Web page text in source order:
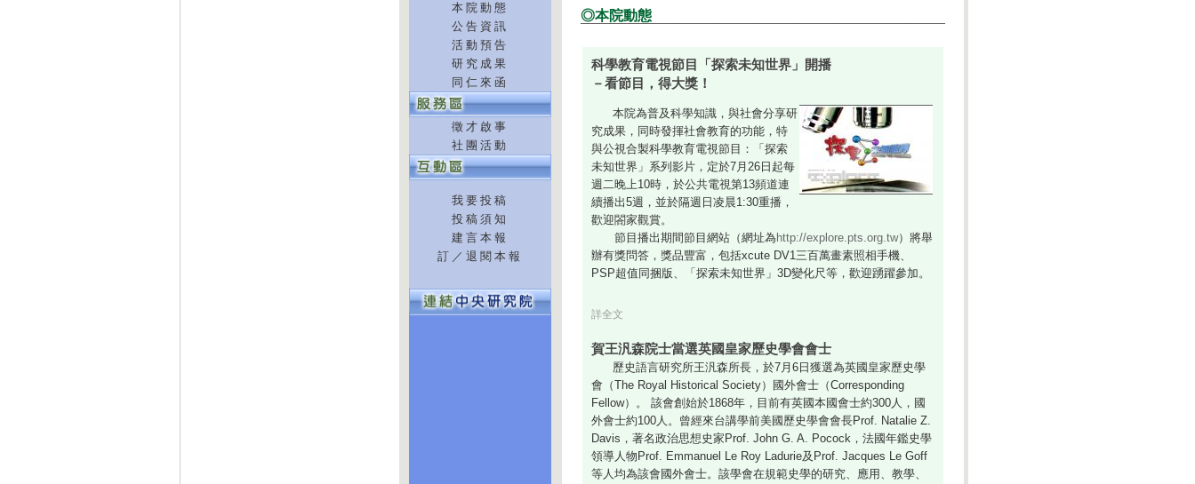
本院動態
公告資訊
活動預告
研究成果
同仁來函
徵才啟事
社團活動
我要投稿
投稿須知
建言本報
訂／退閱本報
◎本院動態
科學教育電視節目「探索未知世界」開播
－看節目，得大獎！
本院為普及科學知識，與社會分享研
究成果，同時發揮社會教育的功能，特
與公視合製科學教育電視節目：「探索
未知世界」系列影片，定於7月26日起每
週二晚上10時，於公共電視第13頻道連
續播出5週，並於隔週日凌晨1:30重播，
歡迎閤家觀賞。
節目播出期間節目網站（網址為 http://explore.pts.org.tw）將舉
辦有獎問答，獎品豐富，包括xcute DV1三百萬畫素照相手機、
PSP超值同捆版、「探索未知世界」3D變化尺等，歡迎踴躍參加。
詳全文
賀王汎森院士當選英國皇家歷史學會會士
歷史語言研究所王汎森所長，於7月6日獲選為英國皇家歷史學
會（The Royal Historical Society）國外會士（Corresponding
Fellow）。 該會創始於1868年，目前有英國本國會士約300人，國
外會士約100人。曾經來台講學前美國歷史學會會長Prof. Natalie Z.
Davis，著名政治思想史家Prof. John G. A. Pocock，法國年鑑史學
領導人物Prof. Emmanuel Le Roy Ladurie及Prof. Jacques Le Goff
等人均為該會國外會士。該學會在規範史學的研究、應用、教學、